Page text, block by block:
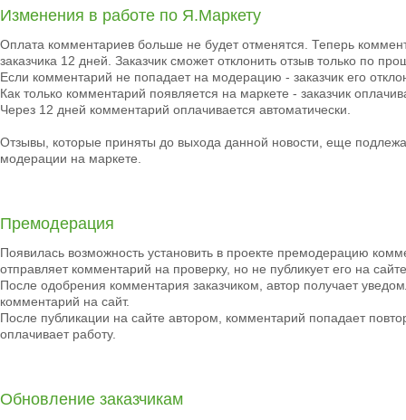
Изменения в работе по Я.Маркету
Оплата комментариев больше не будет отменятся. Теперь
заказчика 12 дней. Заказчик сможет отклонить отзыв только по
Если комментарий не попадает на модерацию - заказчик его
Как только комментарий появляется на маркете - заказчик
Через 12 дней комментарий оплачивается автоматически.
Отзывы, которые приняты до выхода данной новости, еще
модерации на маркете.
Премодерация
Появилась возможность установить в проекте премодерацию
отправляет комментарий на проверку, но не публикует его на
После одобрения комментария заказчиком, автор получает
комментарий на сайт.
После публикации на сайте автором, комментарий попадает
оплачивает работу.
Обновление заказчикам